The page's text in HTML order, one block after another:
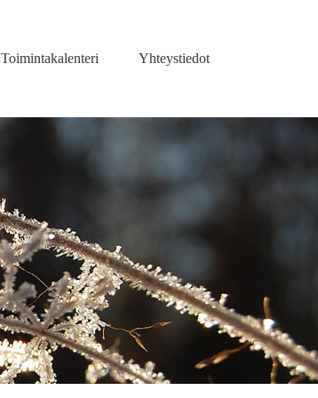
Toimintakalenteri Yhteystiedot